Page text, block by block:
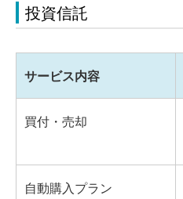
投資信託
サービス内容
買付・売却
自動購入プラン